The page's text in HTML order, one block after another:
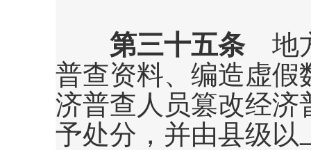
第三十五条地方
普查资料、编造虚假
济普查人员篡改经济
予处分，并由县级以